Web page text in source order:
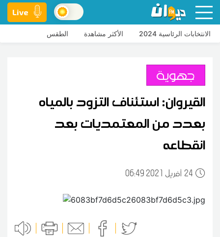
Live
الانتخابات الرئاسية 2024 الأكثر مشاهدة الطقس
جهوية
القيروان: استئناف التزود بالمياه
بعدد من المعتمديات بعد
انقطاعه
24 06:49 2021 أفريل